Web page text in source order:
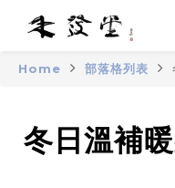
Home 部落格列表
冬日溫補